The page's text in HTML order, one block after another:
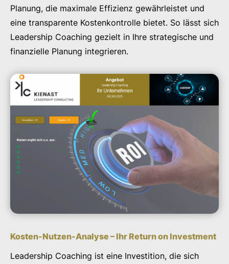
Planung, die maximale Effizienz gewährleistet und
eine transparente Kostenkontrolle bietet. So lässt sich
Leadership Coaching gezielt in Ihre strategische und
finanzielle Planung integrieren.
Kosten-Nutzen-Analyse – Ihr Return on Investment
Leadership Coaching ist eine Investition, die sich